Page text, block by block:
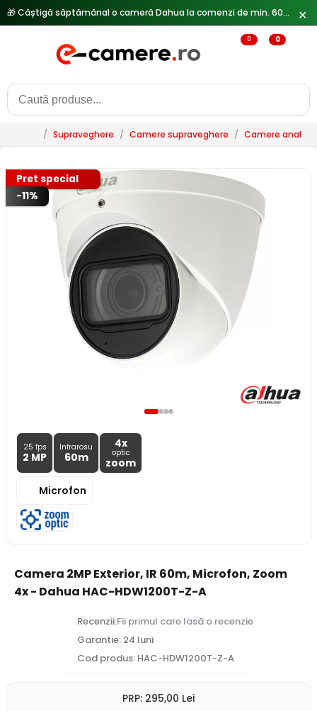
✕
0 0
/ Supraveghere / Camere supraveghere / Camere
Pret special
-11%
25 fps
2 MP
Infrarosu
60m
4x
optic
zoom
Microfon
Camera 2MP Exterior, IR 60m, Microfon, Zoom
4x - Dahua HAC-HDW1200T-Z-A
Recenzii:Fii primul care lasă o recenzie
Garantie: 24 luni
Cod produs: HAC-HDW1200T-Z-A
PRP: 295,00 Lei